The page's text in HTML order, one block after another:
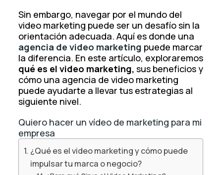
Sin embargo, navegar por el mundo del
video marketing puede ser un desafío sin la
orientación adecuada. Aquí es donde una
agencia de video marketing puede marcar
la diferencia. En este artículo, exploraremos
qué es el video marketing, sus beneficios y
cómo una agencia de video marketing
puede ayudarte a llevar tus estrategias al
siguiente nivel.
Quiero hacer un vídeo de marketing para mi
empresa
¿Qué es el video marketing y cómo puede
impulsar tu marca o negocio?